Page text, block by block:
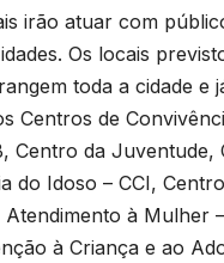
irão atuar com
Os locais
toda a cidade e
Centros de
Centro da Juventude,
do Idoso – CCI,
Atendimento à Mulher
à Criança e ao